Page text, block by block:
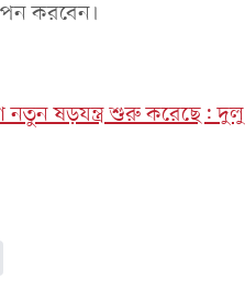
করবেন।
নতুন ষড়যন্ত্র শুরু করেছে: দুলু